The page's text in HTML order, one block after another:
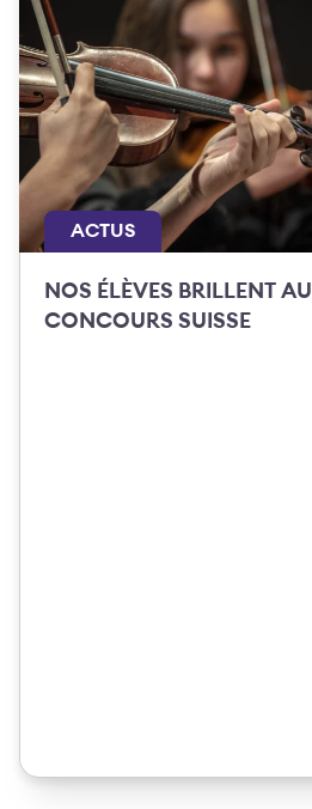
ACTUS
NOS ÉLÈVES BRILLENT AU
CONCOURS SUISSE